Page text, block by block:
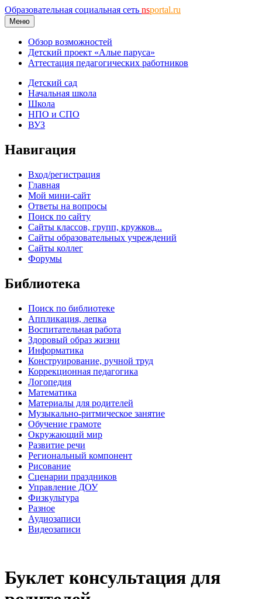
Образовательная социальная сеть nsportal.ru
Меню
Обзор возможностей
Детский проект «Алые паруса»
Аттестация педагогических работников
Детский сад
Начальная школа
Школа
НПО и СПО
ВУЗ
Навигация
Вход/регистрация
Главная
Мой мини-сайт
Ответы на вопросы
Поиск по сайту
Сайты классов, групп, кружков...
Сайты образовательных учреждений
Сайты коллег
Форумы
Библиотека
Поиск по библиотеке
Аппликация, лепка
Воспитательная работа
Здоровый образ жизни
Информатика
Конструирование, ручной труд
Коррекционная педагогика
Логопедия
Математика
Материалы для родителей
Музыкально-ритмическое занятие
Обучение грамоте
Окружающий мир
Развитие речи
Региональный компонент
Рисование
Сценарии праздников
Управление ДОУ
Физкультура
Разное
Аудиозаписи
Видеозаписи
Буклет консультация для